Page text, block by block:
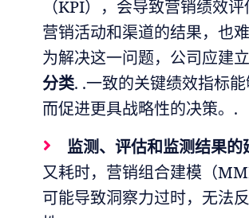
（KPI），会导致营销绩效
营销活动和渠道的结果，也
为解决这一问题，公司应建
分类. .一致的关键绩效指标
而促进更具战略性的决策。.
监测、评估和监测结果的
又耗时，营销组合建模（
可能导致洞察力过时，无法